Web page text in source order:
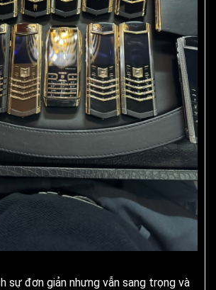
sự đơn giản nhưng vẫn sang trọng và